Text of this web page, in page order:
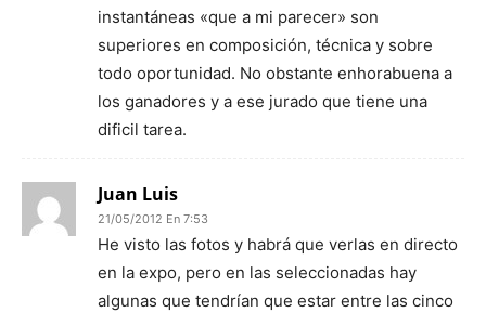
instantáneas «que a mi parecer» son
superiores en composición, técnica y sobre
todo oportunidad. No obstante enhorabuena a
los ganadores y a ese jurado que tiene una
dificil tarea.
Juan Luis
21/05/2012 En 7:53
He visto las fotos y habrá que verlas en directo
en la expo, pero en las seleccionadas hay
algunas que tendrían que estar entre las cinco